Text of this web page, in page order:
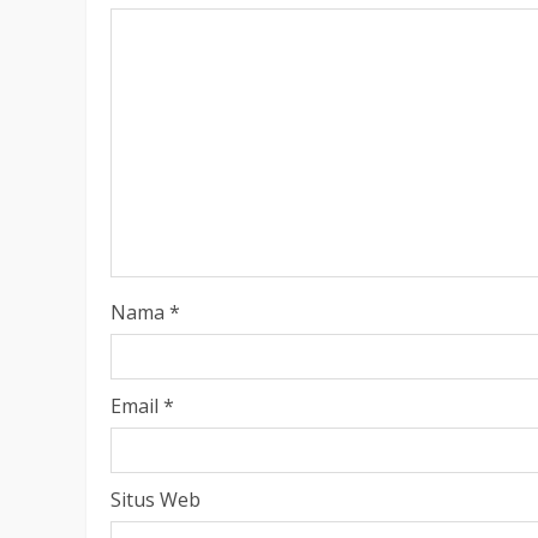
Nama *
Email *
Situs Web